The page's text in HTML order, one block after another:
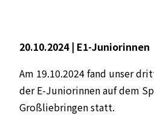
20.10.2024 | E1-Juniorinnen
Am 19.10.2024 fand unser
der E-Juniorinnen auf dem
Großliebringen statt.